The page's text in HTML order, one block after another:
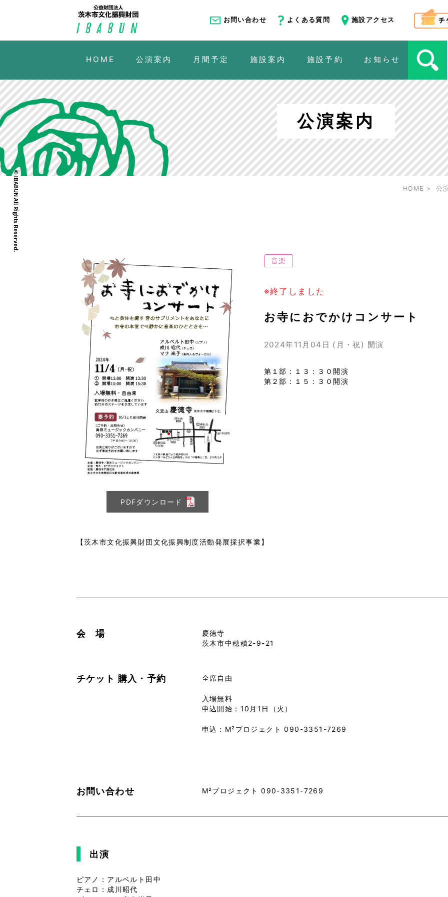
お問い合わせ よくある質問 施設アクセス
HOME 公演案内 月間予定 施設案内 施設予約 お知らせ
公演案内
HOME 公
PDFダウンロード
音楽
※終了しました
お寺におでかけコンサート
2024年11月04日 (月・祝) 開演
第１部：１３：３０開演
第２部：１５：３０開演
【茨木市文化振興財団文化振興制度活動発展採択事業】
会 場
慶徳寺
茨木市中穂積2-9-21
チケット 購入・予約 全席自由
入場無料
申込開始：10月1日（火）
申込：M²プロジェクト090-3351-7269
お問い合わせ M²プロジェクト 090-3351-7269
出演
ピアノ：アルベルト田中
チェロ：成川昭代